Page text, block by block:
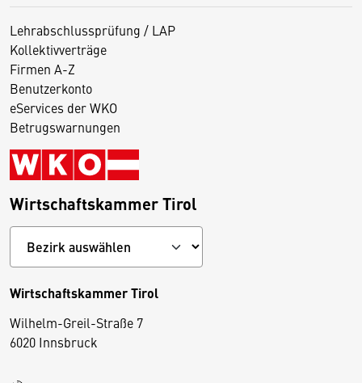
Lehrabschlussprüfung / LAP
Kollektivverträge
Firmen A-Z
Benutzerkonto
eServices der WKO
Betrugswarnungen
Wirtschaftskammer Tirol
Wirtschaftskammer Tirol
Wilhelm-Greil-Straße 7
6020 Innsbruck
D
i